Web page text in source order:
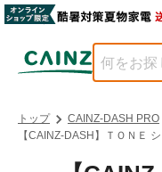
トップ CAINZ-DASH PRO
【CAINZ-DASH】ＴＯＮＥ